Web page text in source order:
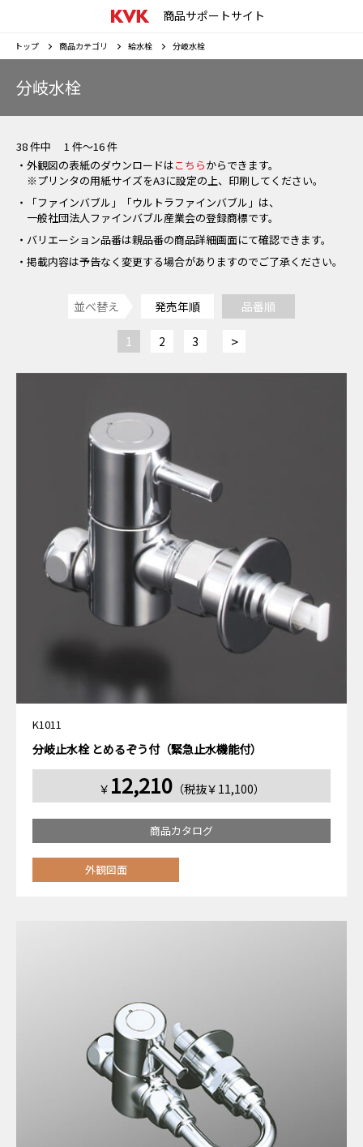
商品サポートサイト
トップ 商品カテゴリ 給水栓 分岐水栓
分岐水栓
38 件中 1 件～16 件
・外観図の表紙のダウンロードはこちらからできます。
※プリンタの用紙サイズをA3に設定の上、印刷してください。
・「ファインバブル」「ウルトラファインバブル」は、
一般社団法人ファインバブル産業会の登録商標です。
・バリエーション品番は親品番の商品詳細画面にて確認できます。
・掲載内容は予告なく変更する場合がありますのでご了承ください。
並べ替え 発売年順 品番順
1 2 3 >
K1011
分岐止水栓 とめるぞう付（緊急止水機能付）
￥ 12,210（税抜￥11,100）
商品カタログ
外観図面